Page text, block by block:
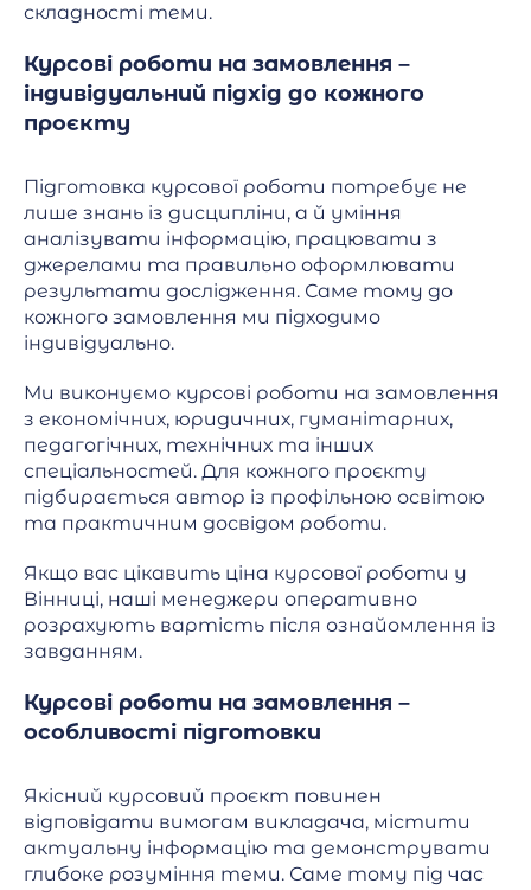
складності теми.
Курсові роботи на замовлення –
індивідуальний підхід до кожного
проєкту
Підготовка курсової роботи потребує не
лише знань із дисципліни, а й уміння
аналізувати інформацію, працювати з
джерелами та правильно оформлювати
результати дослідження. Саме тому до
кожного замовлення ми підходимо
індивідуально.
Ми виконуємо курсові роботи на замовлення
з економічних, юридичних, гуманітарних,
педагогічних, технічних та інших
спеціальностей. Для кожного проєкту
підбирається автор із профільною освітою
та практичним досвідом роботи.
Якщо вас цікавить ціна курсової роботи у
Вінниці, наші менеджери оперативно
розрахують вартість після ознайомлення із
завданням.
Курсові роботи на замовлення –
особливості підготовки
Якісний курсовий проєкт повинен
відповідати вимогам викладача, містити
актуальну інформацію та демонструвати
глибоке розуміння теми. Саме тому під час